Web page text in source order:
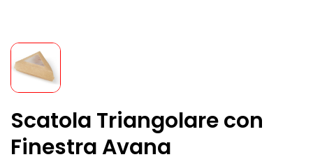
Scatola Triangolare con
Finestra Avana